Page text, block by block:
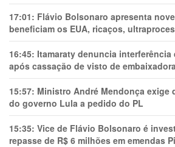
17:01: Flávio Bolsonaro apresenta
beneficiam os EUA, ricaços,
16:45: Itamaraty denuncia interferência
após cassação de visto de
15:57: Ministro André Mendonça exige
do governo Lula a pedido do PL
15:35: Vice de Flávio Bolsonaro é
repasse de R$ 6 milhões em emendas